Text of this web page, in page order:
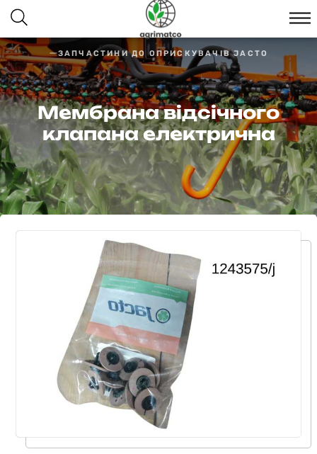
ЗАПЧАСТИНИ ДО ОПРИСКУВАЧІВ JACTO
Мембрана відсічного
клапана електрична